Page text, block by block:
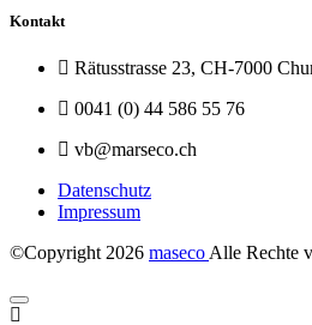
Kontakt
Rätusstrasse 23, CH-7000
0041 (0) 44 586 55 76
vb@marseco.ch
Datenschutz
Impressum
©Copyright 2026 maseco Alle Rechte